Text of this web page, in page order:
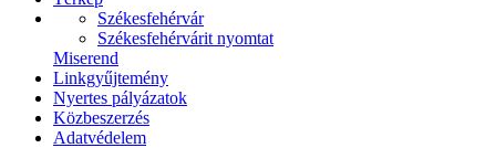
Székesfehérvár
Székesfehérvárit nyomtat
Miserend
Linkgyűjtemény
Nyertes pályázatok
Közbeszerzés
Adatvédelem